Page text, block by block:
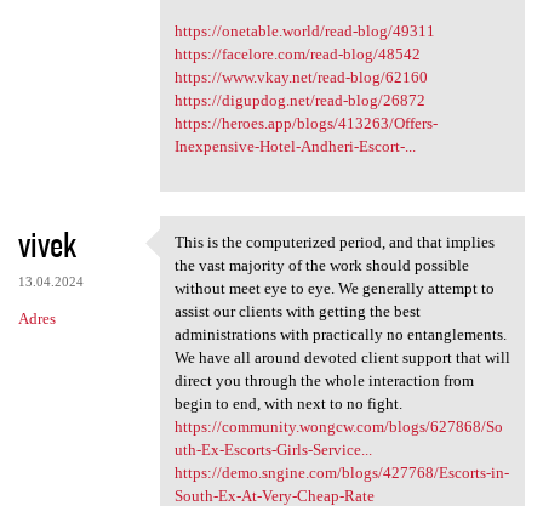
https://onetable.world/read-blog/49311
https://facelore.com/read-blog/48542
https://www.vkay.net/read-blog/62160
https://digupdog.net/read-blog/26872
https://heroes.app/blogs/413263/Offers-
Inexpensive-Hotel-Andheri-Escort-...
vivek
13.04.2024
Adres
This is the computerized
This is the computerized period, and that implies
the vast majority of the work should possible
without meet eye to eye. We generally attempt to
assist our clients with getting the best
administrations with practically no entanglements.
We have all around devoted client support that will
direct you through the whole interaction from
begin to end, with next to no fight.
https://community.wongcw.com/blogs/627868/So
uth-Ex-Escorts-Girls-Service...
https://demo.sngine.com/blogs/427768/Escorts-in-
South-Ex-At-Very-Cheap-Rate